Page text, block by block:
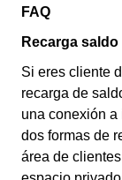
FAQ
Recarga
Si eres cliente
recarga de
una conexión a
dos formas de
área de